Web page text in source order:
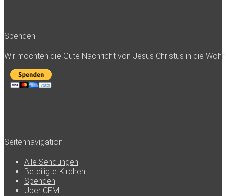
Spenden
Wir möchten die Gute Nachricht von Jesus Christus in die
Seitennavigation
Alle Sendungen
Beteiligte Kirchen
Spenden
Über CFM